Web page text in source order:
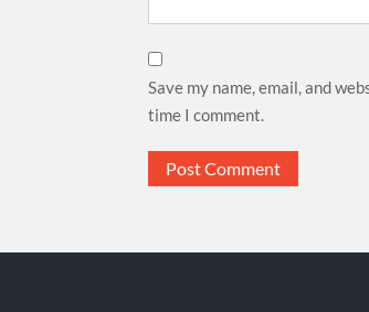
Save my name, email, and
time I comment.